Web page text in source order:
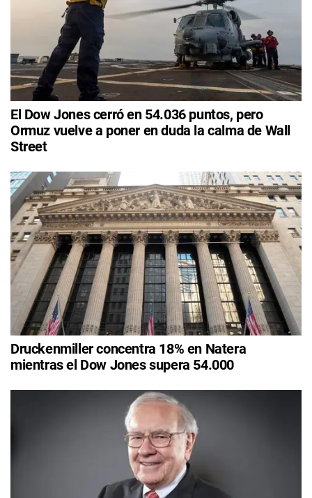
El Dow Jones cerró en 54.036 puntos, pero
Ormuz vuelve a poner en duda la calma de Wall
Street
Druckenmiller concentra 18% en Natera
mientras el Dow Jones supera 54.000